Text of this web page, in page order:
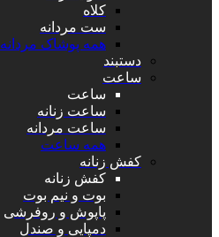
کلاه
ست مردانه
همه پوشاک مردانه
دستبند
ساعت
ساعت
ساعت زنانه
ساعت مردانه
همه ساعت
کفش زنانه
کفش زنانه
بوت و نیم بوت
پاپوش و روفرشی
دمپایی و صندل